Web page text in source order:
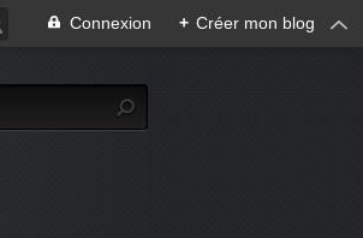
Connexion + Créer mon blog